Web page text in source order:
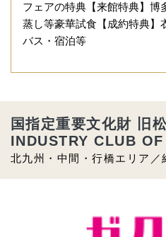
フェアの特典【来館特典】博
蒸し等豪華試食【成約特典】
バス・宿泊等
北九州・中間・行橋エリア／
国指定重要文化財 旧
INDUSTRY CLUB OF